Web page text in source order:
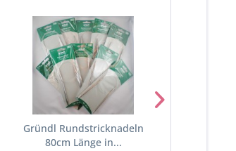
Gründl Rundstricknadeln
80cm Länge in...